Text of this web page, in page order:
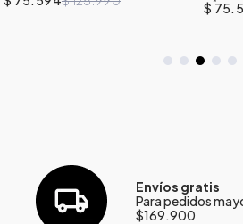
años
$
Envíos gratis
Para pedidos
$169.900